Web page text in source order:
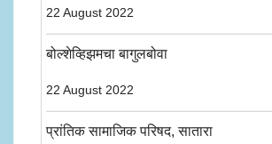
22 August 2022
बोल्शेव्हिझमचा बागुलबोवा
22 August 2022
प्रांतिक सामाजिक परिषद, सातारा